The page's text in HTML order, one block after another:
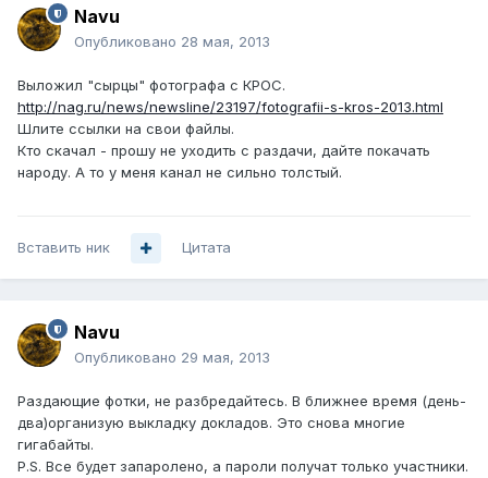
Navu
Опубликовано 28 мая, 2013
Выложил "сырцы" фотографа с КРОС.
http://nag.ru/news/newsline/23197/fotografii-s-kros-2013.html
Шлите ссылки на свои файлы.
Кто скачал - прошу не уходить с раздачи, дайте покачать
народу. А то у меня канал не сильно толстый.
Вставить ник Цитата
Navu
Опубликовано 29 мая, 2013
Раздающие фотки, не разбредайтесь. В ближнее время (день-
два)организую выкладку докладов. Это снова многие
гигабайты.
P.S. Все будет запаролено, а пароли получат только участники.